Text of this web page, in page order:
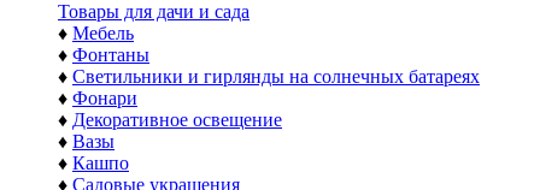
Товары для дачи и сада
♦ Мебель
♦ Фонтаны
♦ Светильники и гирлянды на солнечных батареях
♦ Фонари
♦ Декоративное освещение
♦ Вазы
♦ Кашпо
♦ Садовые украшения